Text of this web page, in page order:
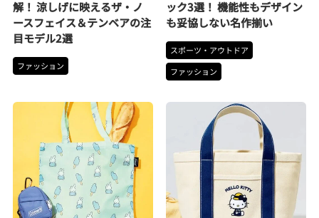
解！ 涼しげに映えるザ・ノ
ースフェイス＆テンベアの注
目モデル2選
ファッション
ック3選！ 機能性もデザイン
も妥協しない名作揃い
スポーツ・アウトドア
ファッション